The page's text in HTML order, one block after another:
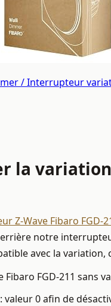
/ Interrupteur
la
Z-Wave Fibaro FGD-
notre
avec la
FGD-211 sans
valeur 0 afin de